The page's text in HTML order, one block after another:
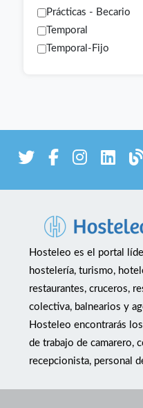
Prácticas - Becario
Temporal
Temporal-Fijo
Hosteleo es el portal
hostelería, turismo,
restaurantes, cruceros,
colectiva, balnearios y
Hosteleo encontrarás
de trabajo de camarero,
recepcionista, personal